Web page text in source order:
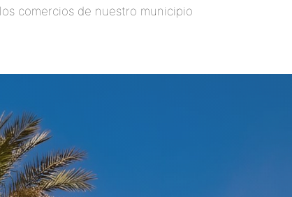
comercios de nuestro municipio